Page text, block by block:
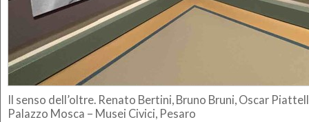
Il senso dell’oltre. Renato Bertini, Bruno Bruni, Oscar
Palazzo Mosca – Musei Civici, Pesaro